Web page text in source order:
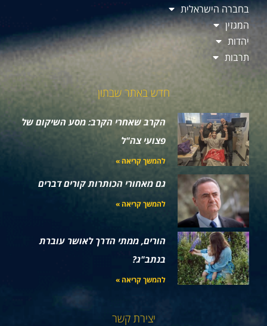
בחברה הישראלית
המגזין
יהדות
תרבות
חדש באתר שבתון
הקרב שאחרי הקרב: מסע השיקום של
פצועי צה"ל
להמשך קריאה »
גם מאחורי הכותרות קורים דברים
להמשך קריאה »
הורים, ממתי הדרך לאושר עוברת
בנתב"ג?
להמשך קריאה »
יצירת קשר